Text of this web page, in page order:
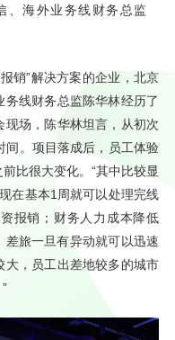
、海外业务线财务总监
销”解决方案的企业，北京
线财务总监陈华林经历了
场，陈华林坦言，从初次
间。项目落成后，员工体验
比很大变化。“其中比较显
在基本1周就可以处理完线
报销；财务人力成本降低
旅一旦有异动就可以迅速
大，员工出差地较多的城市